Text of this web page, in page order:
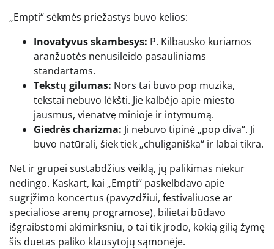
„Empti“ sėkmės priežastys buvo kelios:
Inovatyvus skambesys: P. Kilbausko kuriamos
aranžuotės nenusileido pasauliniams
standartams.
Tekstų gilumas: Nors tai buvo pop muzika,
tekstai nebuvo lėkšti. Jie kalbėjo apie miesto
jausmus, vienatvę minioje ir intymumą.
Giedrės charizma: Ji nebuvo tipinė „pop diva“. Ji
buvo natūrali, šiek tiek „chuliganiška“ ir labai tikra.
Net ir grupei sustabdžius veiklą, jų palikimas niekur
nedingo. Kaskart, kai „Empti“ paskelbdavo apie
sugrįžimo koncertus (pavyzdžiui, festivaliuose ar
specialiose arenų programose), bilietai būdavo
išgraibstomi akimirksniu, o tai tik įrodo, kokią gilią žymę
šis duetas paliko klausytojų sąmonėje.